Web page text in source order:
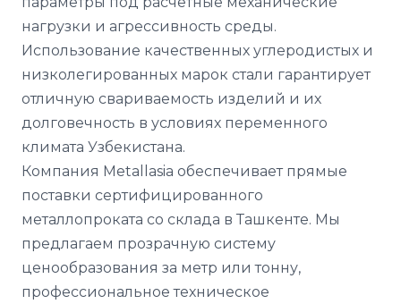
нагрузки и агрессивность среды.
Использование качественных углеродистых и
низколегированных марок стали гарантирует
отличную свариваемость изделий и их
долговечность в условиях переменного
климата Узбекистана.
Компания Metallasia обеспечивает прямые
поставки сертифицированного
металлопроката со склада в Ташкенте. Мы
предлагаем прозрачную систему
ценообразования за метр или тонну,
профессиональное техническое